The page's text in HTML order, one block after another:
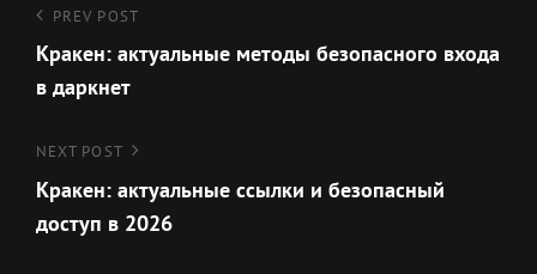
Navigazione
articoli
Previous
Post
PREV POST
Кракен: актуальные методы безопасного входа
в даркнет
Next
Post
NEXT POST
Кракен: актуальные ссылки и безопасный
доступ в 2026